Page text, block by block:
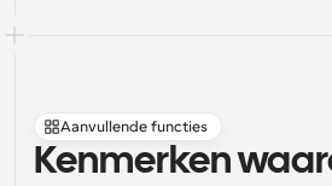
Aanvullende functies
Kenmerken